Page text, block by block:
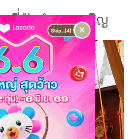
ที่พักอำนาจเจริญ
×